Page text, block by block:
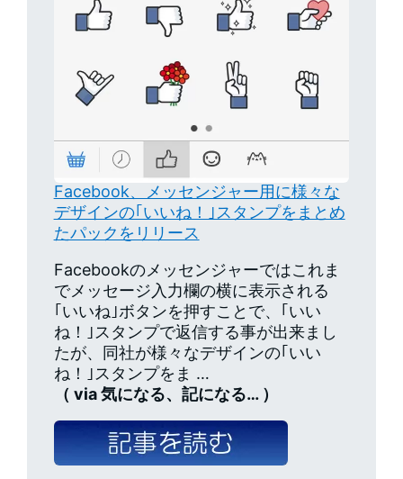
Facebook、メッセンジャー用に様々な
デザインの｢いいね！｣スタンプをまとめ
たパックをリリース
Facebookのメッセンジャーではこれま
でメッセージ入力欄の横に表示される
｢いいね｣ボタンを押すことで、｢いい
ね！｣スタンプで返信する事が出来まし
たが、同社が様々なデザインの｢いい
ね！｣スタンプをま …
（ via 気になる、記になる… ）